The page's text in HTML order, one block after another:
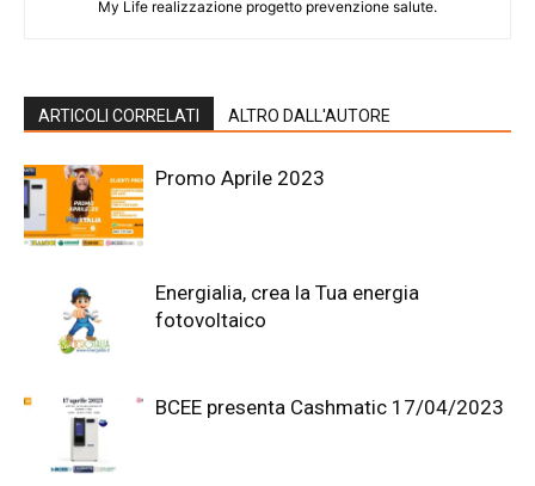
My Life realizzazione progetto prevenzione salute.
ARTICOLI CORRELATI ALTRO DALL'AUTORE
Promo Aprile 2023
Energialia, crea la Tua energia
fotovoltaico
BCEE presenta Cashmatic 17/04/2023